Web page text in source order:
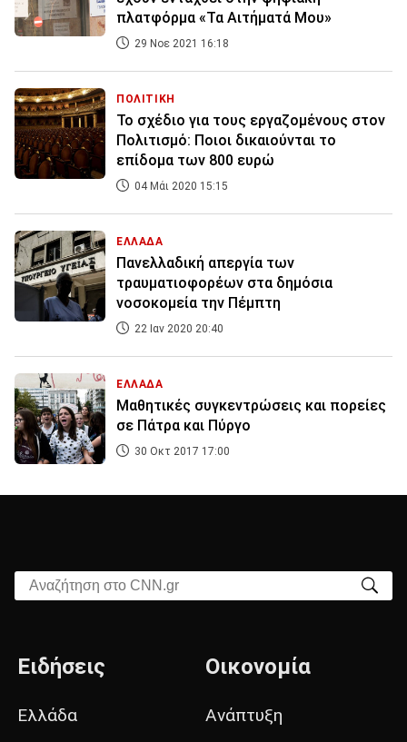
πλατφόρμα «Τα Αιτήματά Μου»
29 Νοε 2021 16:18
ΠΟΛΙΤΙΚΗ
Το σχέδιο για τους εργαζομένους στον
Πολιτισμό: Ποιοι δικαιούνται το
επίδομα των 800 ευρώ
04 Μάι 2020 15:15
ΕΛΛΑΔΑ
Πανελλαδική απεργία των
τραυματιοφορέων στα δημόσια
νοσοκομεία την Πέμπτη
22 Ιαν 2020 20:40
ΕΛΛΑΔΑ
Μαθητικές συγκεντρώσεις και πορείες
σε Πάτρα και Πύργο
30 Οκτ 2017 17:00
Αναζήτηση στο CNN.gr
Ειδήσεις
Ελλάδα
Οικονομία
Ανάπτυξη